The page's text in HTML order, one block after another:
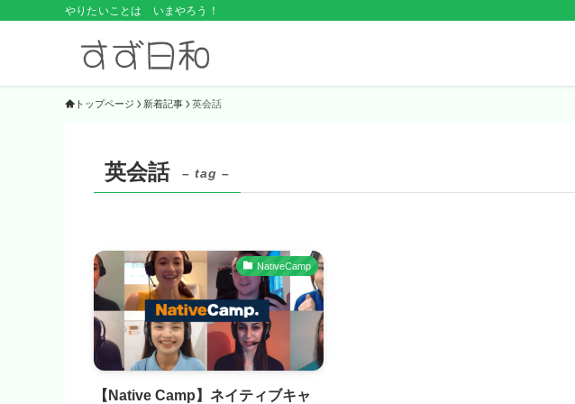
やりたいことは いまやろう！
トップページ 新着記事 英会話
英会話 – tag –
NativeCamp
【Native Camp】ネイティブキャ